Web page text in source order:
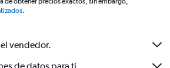
.
vendedor.
de datos para ti